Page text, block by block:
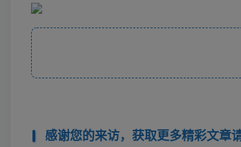
感谢您的来访，获取更多精彩文章